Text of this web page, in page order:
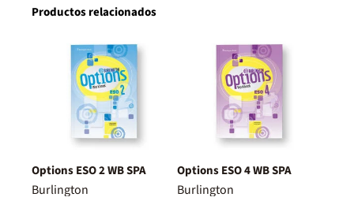
Productos relacionados
Options ESO 2 WB SPA
Burlington
Options ESO 4 WB SPA
Burlington